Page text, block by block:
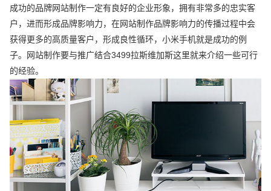
成功的品牌网站制作一定有良好的企业形象，拥有非常多的忠实客
户，进而形成品牌影响力，在网站制作品牌影响力的传播过程中会
获得更多的高质量客户，形成良性循环，小米手机就是成功的例
子。网站制作要与推广结合3499拉斯维加斯这里就来介绍一些可行
的经验。